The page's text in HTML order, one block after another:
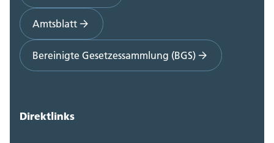
Amtsblatt
Bereinigte Gesetzessammlung (BGS)
Direktlinks